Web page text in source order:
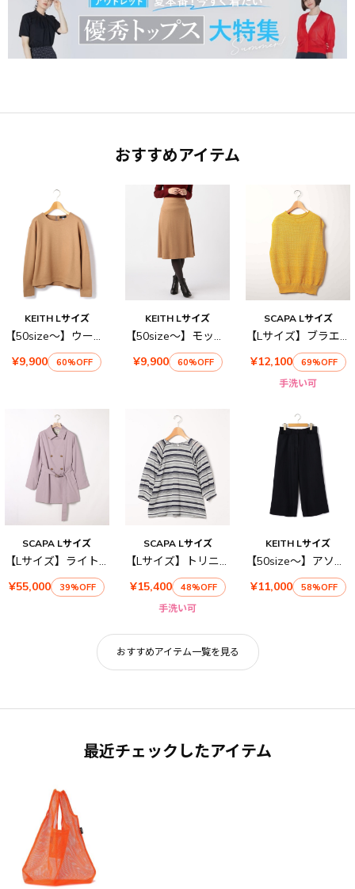
おすすめアイテム
KEITH Lサイズ
【50size～】ウールジャージィー プルオーバー
¥9,900
60%OFF
KEITH Lサイズ
【50size～】モックロディースカート
¥9,900
60%OFF
SCAPA Lサイズ
【Lサイズ】ブラエクホールニットベスト
¥12,100
69%OFF
手洗い可
SCAPA Lサイズ
【Lサイズ】ライトタフタコート
¥55,000
39%OFF
SCAPA Lサイズ
【Lサイズ】トリニティボーダーラグランカットソー
¥15,400
48%OFF
手洗い可
KEITH Lサイズ
【50size～】アソートフラノ ワイドパンツ
¥11,000
58%OFF
おすすめアイテム一覧を見る
最近チェックしたアイテム